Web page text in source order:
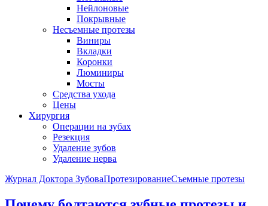
Нейлоновые
Покрывные
Несъемные протезы
Виниры
Вкладки
Коронки
Люминиры
Мосты
Средства ухода
Цены
Хирургия
Операции на зубах
Резекция
Удаление зубов
Удаление нерва
Журнал Доктора ЗубоваПротезированиеСъемные протезы